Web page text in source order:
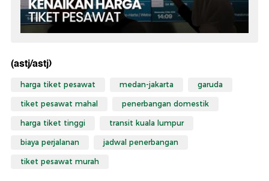
(astj/astj)
harga tiket pesawat medan-jakarta garuda
tiket pesawat mahal penerbangan domestik
harga tiket tinggi transit kuala lumpur
biaya perjalanan jadwal penerbangan
tiket pesawat murah